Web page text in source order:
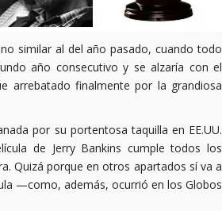
similar al del año pasado, cuando todo
año consecutivo y se alzaría con el
arrebatado finalmente por la grandiosa
por su portentosa taquilla en EE.UU.
de Jerry Bankins cumple todos los
Quizá porque en otros apartados sí va a
—como, además, ocurrió en los Globos